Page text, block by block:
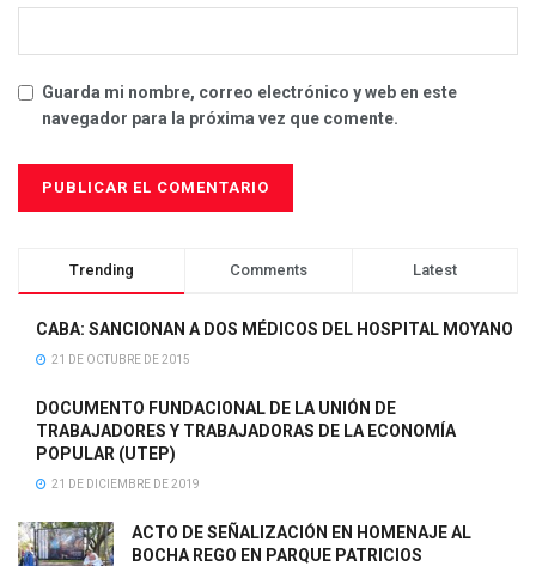
Guarda mi nombre, correo electrónico y web en este
navegador para la próxima vez que comente.
Trending Comments Latest
CABA: SANCIONAN A DOS MÉDICOS DEL HOSPITAL MOYANO
21 DE OCTUBRE DE 2015
DOCUMENTO FUNDACIONAL DE LA UNIÓN DE
TRABAJADORES Y TRABAJADORAS DE LA ECONOMÍA
POPULAR (UTEP)
21 DE DICIEMBRE DE 2019
ACTO DE SEÑALIZACIÓN EN HOMENAJE AL
BOCHA REGO EN PARQUE PATRICIOS